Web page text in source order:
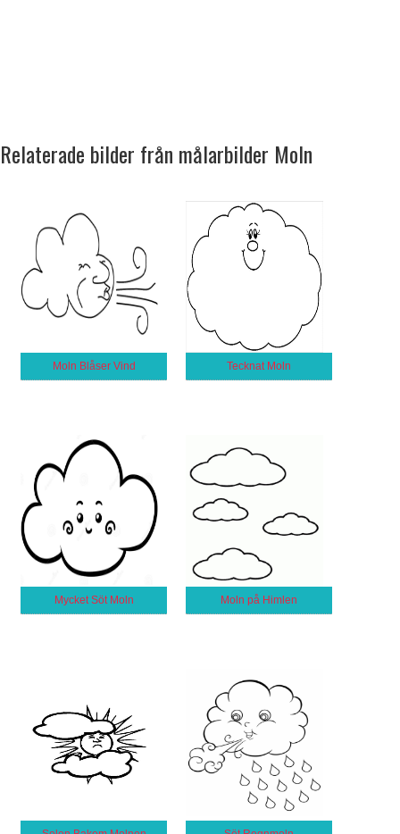
Relaterade bilder från målarbilder Moln
Moln Blåser Vind Tecknat Moln
Mycket Söt Moln Moln på Himlen